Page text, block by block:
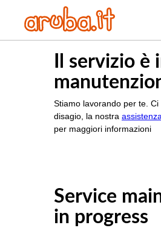
Il servizio è
Stiamo lavorando per te.
disagio, la nostra assistenza
per maggiori informazioni
Service
in progress